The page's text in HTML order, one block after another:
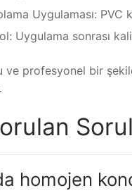
Uygulaması:
Uygulama sonrası
ve profesyonel bir
homojen